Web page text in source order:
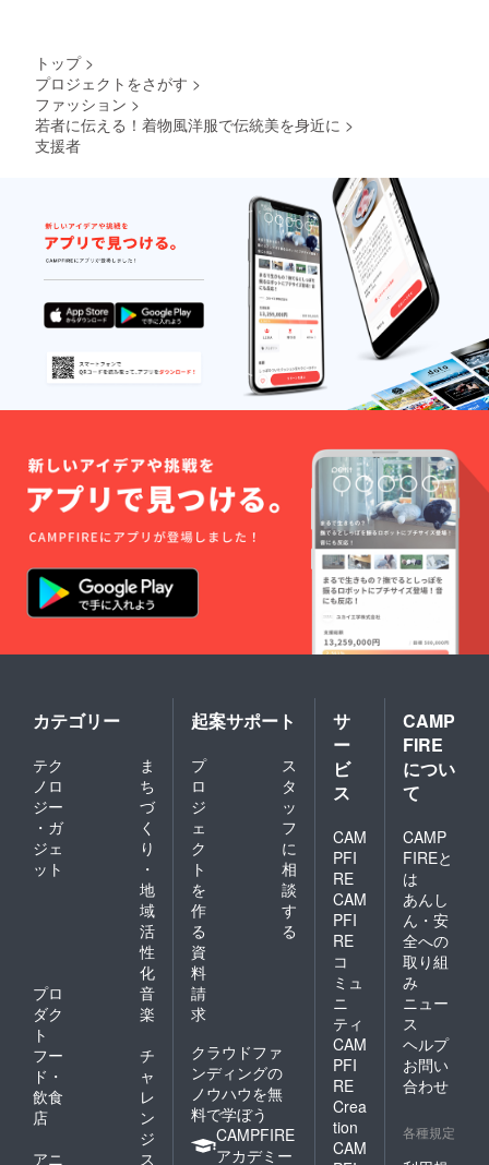
材
ベア
スムー
ス 接
触冷温
感 特
徴
環境
に配慮
した
ペット
ボトル
から作
繊維 商
品特
性 接
触冷温
感素材
で、さ
らさら
した着
心地と
ても
印象を
与えま
す。袖
丈をア
ジャス
トで
き、“た
け”の新
しい表
現とし
て実用
新案登
リーツ
ロング
スカー
ト 3色
ピンク
／ブ
ルー／
ベー
ジュ -
サイズ
（ウエ
トップ >
プロジェクトをさがす >
ファッション >
若者に伝える！着物風洋服で伝統美を身近に >
支援者
カテゴリー
テク
ノロ
ジー
・ガ
ジェ
ット
ま
ち
づ
く
り
・
地
域
活
性
化
プロ
ダク
ト
音
楽
フー
ド・
飲食
店
チ
ャ
レ
ン
ジ
アニ
ス
起案サポート
プ
ロ
ジ
ェ
ク
ト
を
作
る
ス
タ
ッ
フ
に
相
談
す
る
資
料
請
求
クラウドファ
ンディングの
ノウハウを無
料で学ぼう
CAMPFIRE
アカデミー
サ
ー
ビ
ス
CAM
PFI
RE
CAM
PFI
RE
コ
ミュ
ニ
ティ
CAM
PFI
RE
Crea
tion
CAM
CAMP
FIRE
につい
て
CAMP
FIREと
は
あんし
ん・安
全への
取り組
み
ニュー
ス
ヘルプ
お問い
合わせ
各種規定